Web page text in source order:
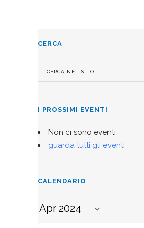
CERCA
I PROSSIMI EVENTI
Non ci sono eventi
guarda tutti gli eventi
CALENDARIO